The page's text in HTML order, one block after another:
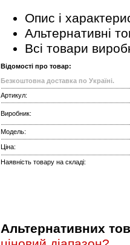
Опис і
Альтернативні
Всі товари
Відомості про товар:
Безкоштовна доставка по Україні.
Артикул:
Виробник:
Модель:
Ціна:
Наявність товару на складі:
Альтернативних